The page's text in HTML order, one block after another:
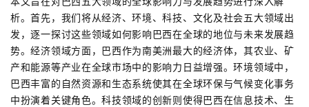
析。首先，我们将从经济、环境、科技、文化及社会五大领域出
发，逐一探讨这些领域如何影响巴西在全球的地位与未来发展趋
势。经济领域方面，巴西作为南美洲最大的经济体，其农业、矿
产和能源等产业在全球市场中的影响力日益增强。环境领域中，
巴西丰富的自然资源和生态系统使其在全球环保与气候变化事务
中扮演着关键角色。科技领域的创新则使得巴西在信息技术、生